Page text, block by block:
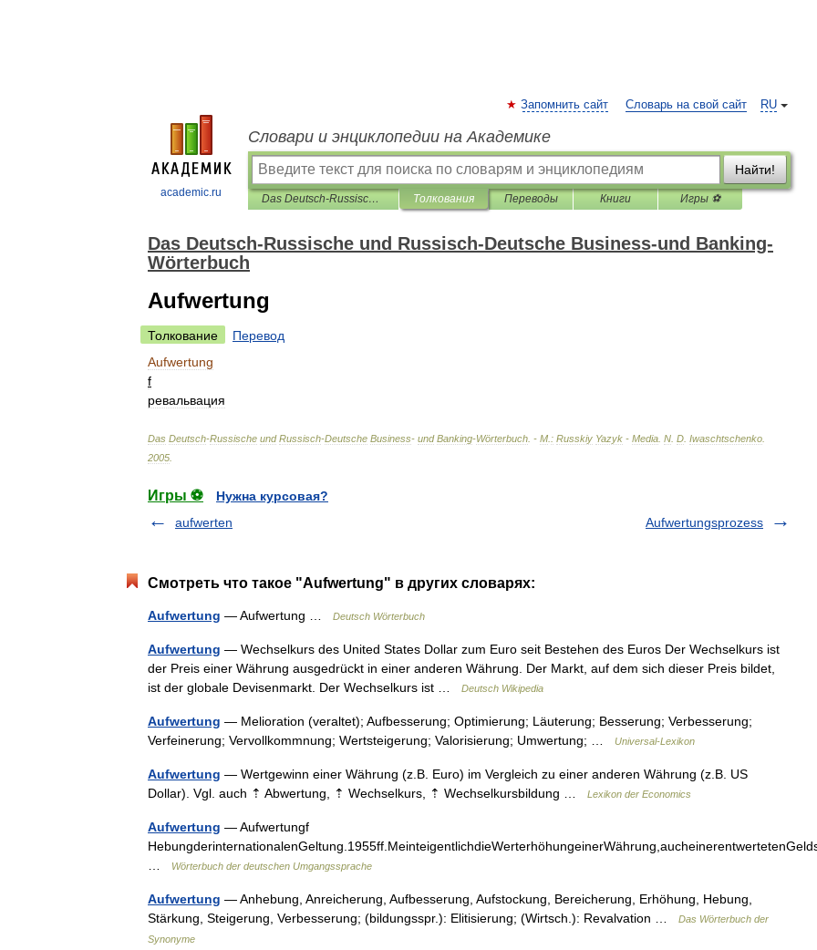
academic.ru
RU
Запомнить сайт Словарь на свой сайт
Словари и энциклопедии на Академике
Найти!
Das Deutsch-Russische und Russisch-Deutsche Business-und Banking-Wörterbuch Толкования Переводы Книги Игры ⚽
Das Deutsch-Russische und Russisch-Deutsche Business-und Banking-
Wörterbuch
Aufwertung
Толкование
Перевод
Aufwertung
f
ревальвация
Das Deutsch-Russische und Russisch-Deutsche Business- und Banking-Wörterbuch . - М : Russkiy Yazyk - Media N D Iwaschtschenko
2005
Игры ⚽
Нужна курсовая?
aufwerten
Aufwertungsprozess
Смотреть что такое "Aufwertung" в других словарях:
Aufwertung — Aufwertung … Deutsch Wörterbuch
Aufwertung — Wechselkurs des United States Dollar zum Euro seit Bestehen des Euros Der Wechselkurs ist
der Preis einer Währung ausgedrückt in einer anderen Währung. Der Markt, auf dem sich dieser Preis bildet,
ist der globale Devisenmarkt. Der Wechselkurs ist …
Deutsch Wikipedia
Aufwertung — Melioration (veraltet); Aufbesserung; Optimierung; Läuterung; Besserung; Verbesserung;
Verfeinerung; Vervollkommnung; Wertsteigerung; Valorisierung; Umwertung; …
Universal-Lexikon
Aufwertung — Wertgewinn einer Währung (z.B. Euro) im Vergleich zu einer anderen Währung (z.B. US
Dollar). Vgl. auch ⇡ Abwertung, ⇡ Wechselkurs, ⇡ Wechselkursbildung …
Lexikon der Economics
Aufwertung — Aufwertungf
Wörterbuch der deutschen Umgangssprache
Aufwertung — Anhebung, Anreicherung, Aufbesserung, Aufstockung, Bereicherung, Erhöhung, Hebung,
Stärkung, Steigerung, Verbesserung; (bildungsspr.): Elitisierung; (Wirtsch.): Revalvation …
Das Wörterbuch der
Synonyme